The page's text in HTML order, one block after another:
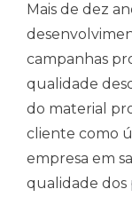
Mais de dez
campanhas
qualidade
do material
cliente como
empresa em
qualidade dos